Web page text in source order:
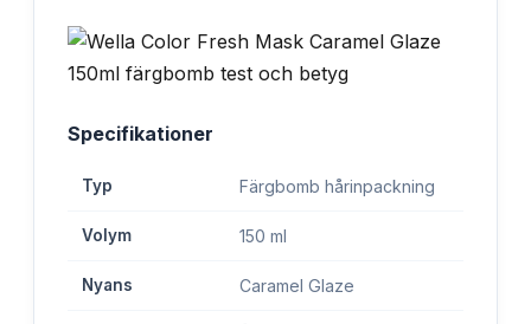
Specifikationer
Typ Färgbomb hårinpackning
Volym 150 ml
Nyans Caramel Glaze